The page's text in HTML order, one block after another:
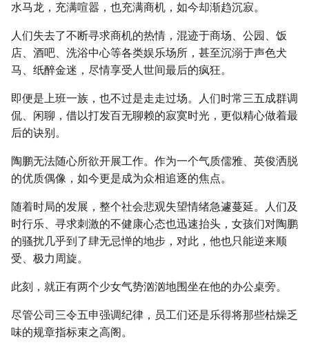
水马龙，充满喧嚣，也充满商机，如今却渐趋沉寂。
人们失去了不断寻求商机的热情，混迹于商场、公园、饭
店、酒吧、洗浴中心等各类娱乐场所，甚至沉溺于声色犬
马、纸醉金迷，尽情享受人世间最后的疯狂。
即便是上班一族，也不过是走走过场。人们时常三五成群调
侃、闲聊，借以打发百无聊赖的寂寞时光，更似精心做着最
后的诀别。
陶鹏无法随心所欲开展工作。作为一个气质儒雅、英俊洒脱
的优质偶像，如今更是成为众相追逐的焦点。
随着时局的发展，整个社会悲观失望情绪急遽蔓延。人们及
时行乐、寻求刺激的不健康心态也迅速抬头，女孩们对陶鹏
的骚扰几乎到了肆无忌惮的地步，对此，他也只能逆来顺
受、极力周旋。
此刻，就正有两个少女气势汹汹地围坐在他的办公桌旁。
尽管公司三令五申强调纪律，员工们还是乐得将那些枯燥乏
味的规章指标束之高阁。